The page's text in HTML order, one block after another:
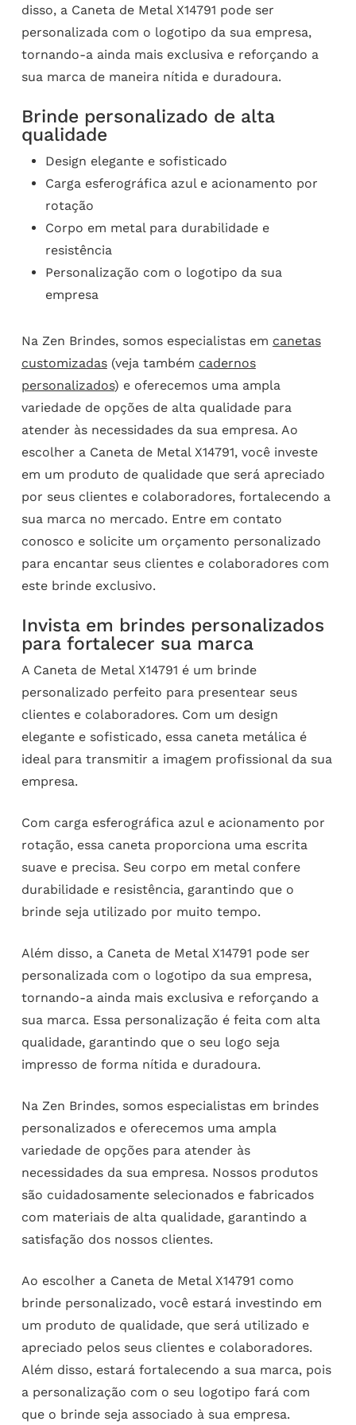
disso, a Caneta de Metal X14791 pode ser
personalizada com o logotipo da sua empresa,
tornando-a ainda mais exclusiva e reforçando a
sua marca de maneira nítida e duradoura.
Brinde personalizado de alta
qualidade
Design elegante e sofisticado
Carga esferográfica azul e acionamento por
rotação
Corpo em metal para durabilidade e
resistência
Personalização com o logotipo da sua
empresa
Na Zen Brindes, somos especialistas em canetas
customizadas(veja também cadernos
personalizados) e oferecemos uma ampla
variedade de opções de alta qualidade para
atender às necessidades da sua empresa. Ao
escolher a Caneta de Metal X14791, você investe
em um produto de qualidade que será apreciado
por seus clientes e colaboradores, fortalecendo a
sua marca no mercado. Entre em contato
conosco e solicite um orçamento personalizado
para encantar seus clientes e colaboradores com
este brinde exclusivo.
Invista em brindes personalizados
para fortalecer sua marca
A Caneta de Metal X14791 é um brinde
personalizado perfeito para presentear seus
clientes e colaboradores. Com um design
elegante e sofisticado, essa caneta metálica é
ideal para transmitir a imagem profissional da sua
empresa.
Com carga esferográfica azul e acionamento por
rotação, essa caneta proporciona uma escrita
suave e precisa. Seu corpo em metal confere
durabilidade e resistência, garantindo que o
brinde seja utilizado por muito tempo.
Além disso, a Caneta de Metal X14791 pode ser
personalizada com o logotipo da sua empresa,
tornando-a ainda mais exclusiva e reforçando a
sua marca. Essa personalização é feita com alta
qualidade, garantindo que o seu logo seja
impresso de forma nítida e duradoura.
Na Zen Brindes, somos especialistas em brindes
personalizados e oferecemos uma ampla
variedade de opções para atender às
necessidades da sua empresa. Nossos produtos
são cuidadosamente selecionados e fabricados
com materiais de alta qualidade, garantindo a
satisfação dos nossos clientes.
Ao escolher a Caneta de Metal X14791 como
brinde personalizado, você estará investindo em
um produto de qualidade, que será utilizado e
apreciado pelos seus clientes e colaboradores.
Além disso, estará fortalecendo a sua marca, pois
a personalização com o seu logotipo fará com
que o brinde seja associado à sua empresa.